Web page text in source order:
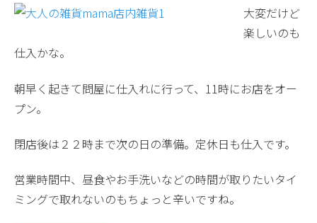
大変だけど
楽しいのも
仕入かな。
朝早く起きて問屋に仕入れに行って、11時にお店をオー
プン。
閉店後は２２時まで次の日の準備。定休日も仕入です。
営業時間中、昼食やお手洗いなどの時間が取りたいタイ
ミングで取れないのもちょっと辛いですね。